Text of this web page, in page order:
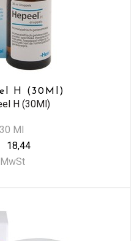
H (30Ml)
H (30Ml)
Ml
18,44